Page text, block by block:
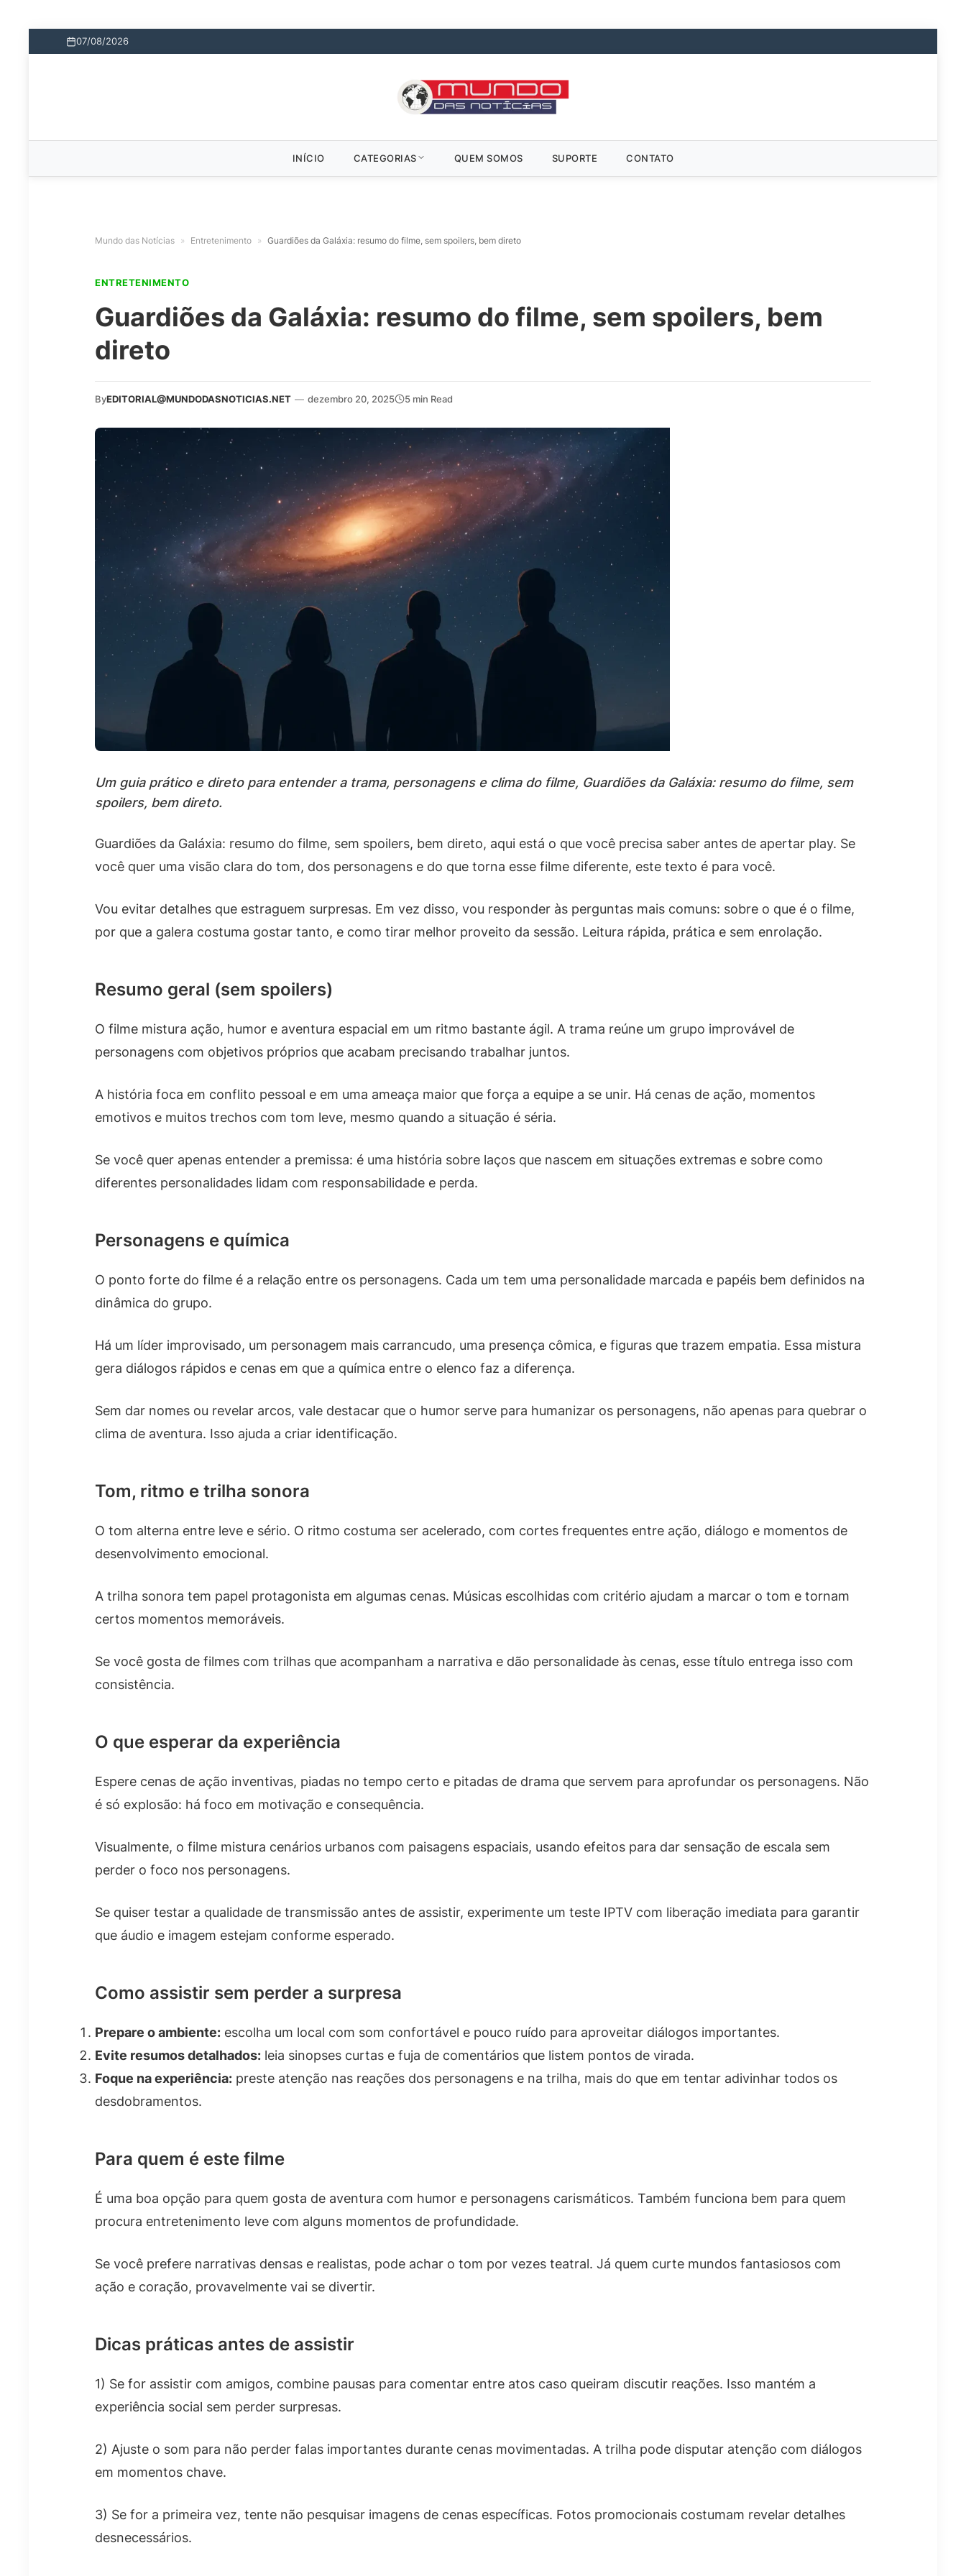
07/08/2026
INÍCIO CATEGORIAS QUEM SOMOS SUPORTE CONTATO
Mundo das Notícias » Entretenimento » Guardiões da Galáxia: resumo do filme, sem spoilers, bem direto
ENTRETENIMENTO
Guardiões da Galáxia: resumo do filme, sem spoilers, bem
direto
ByEDITORIAL@MUNDODASNOTICIAS.NET — dezembro 20, 2025 5 min Read
Um guia prático e direto para entender a trama, personagens e clima do filme, Guardiões da Galáxia: resumo do filme, sem
spoilers, bem direto.
Guardiões da Galáxia: resumo do filme, sem spoilers, bem direto, aqui está o que você precisa saber antes de apertar play. Se
você quer uma visão clara do tom, dos personagens e do que torna esse filme diferente, este texto é para você.
Vou evitar detalhes que estraguem surpresas. Em vez disso, vou responder às perguntas mais comuns: sobre o que é o filme,
por que a galera costuma gostar tanto, e como tirar melhor proveito da sessão. Leitura rápida, prática e sem enrolação.
Resumo geral (sem spoilers)
O filme mistura ação, humor e aventura espacial em um ritmo bastante ágil. A trama reúne um grupo improvável de
personagens com objetivos próprios que acabam precisando trabalhar juntos.
A história foca em conflito pessoal e em uma ameaça maior que força a equipe a se unir. Há cenas de ação, momentos
emotivos e muitos trechos com tom leve, mesmo quando a situação é séria.
Se você quer apenas entender a premissa: é uma história sobre laços que nascem em situações extremas e sobre como
diferentes personalidades lidam com responsabilidade e perda.
Personagens e química
O ponto forte do filme é a relação entre os personagens. Cada um tem uma personalidade marcada e papéis bem definidos na
dinâmica do grupo.
Há um líder improvisado, um personagem mais carrancudo, uma presença cômica, e figuras que trazem empatia. Essa mistura
gera diálogos rápidos e cenas em que a química entre o elenco faz a diferença.
Sem dar nomes ou revelar arcos, vale destacar que o humor serve para humanizar os personagens, não apenas para quebrar o
clima de aventura. Isso ajuda a criar identificação.
Tom, ritmo e trilha sonora
O tom alterna entre leve e sério. O ritmo costuma ser acelerado, com cortes frequentes entre ação, diálogo e momentos de
desenvolvimento emocional.
A trilha sonora tem papel protagonista em algumas cenas. Músicas escolhidas com critério ajudam a marcar o tom e tornam
certos momentos memoráveis.
Se você gosta de filmes com trilhas que acompanham a narrativa e dão personalidade às cenas, esse título entrega isso com
consistência.
O que esperar da experiência
Espere cenas de ação inventivas, piadas no tempo certo e pitadas de drama que servem para aprofundar os personagens. Não
é só explosão: há foco em motivação e consequência.
Visualmente, o filme mistura cenários urbanos com paisagens espaciais, usando efeitos para dar sensação de escala sem
perder o foco nos personagens.
Se quiser testar a qualidade de transmissão antes de assistir, experimente um teste IPTV com liberação imediata para garantir
que áudio e imagem estejam conforme esperado.
Como assistir sem perder a surpresa
Prepare o ambiente: escolha um local com som confortável e pouco ruído para aproveitar diálogos importantes.
Evite resumos detalhados: leia sinopses curtas e fuja de comentários que listem pontos de virada.
Foque na experiência: preste atenção nas reações dos personagens e na trilha, mais do que em tentar adivinhar todos os
desdobramentos.
Para quem é este filme
É uma boa opção para quem gosta de aventura com humor e personagens carismáticos. Também funciona bem para quem
procura entretenimento leve com alguns momentos de profundidade.
Se você prefere narrativas densas e realistas, pode achar o tom por vezes teatral. Já quem curte mundos fantasiosos com
ação e coração, provavelmente vai se divertir.
Dicas práticas antes de assistir
1) Se for assistir com amigos, combine pausas para comentar entre atos caso queiram discutir reações. Isso mantém a
experiência social sem perder surpresas.
2) Ajuste o som para não perder falas importantes durante cenas movimentadas. A trilha pode disputar atenção com diálogos
em momentos chave.
3) Se for a primeira vez, tente não pesquisar imagens de cenas específicas. Fotos promocionais costumam revelar detalhes
desnecessários.